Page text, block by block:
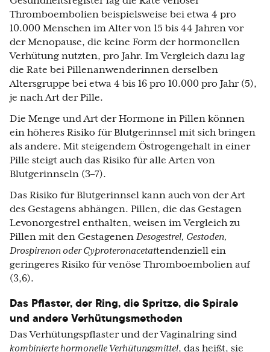
Thromboembolien beispielsweise bei etwa 4 pro
10.000 Menschen im Alter von 15 bis 44 Jahren vor
der Menopause, die keine Form der hormonellen
Verhütung nutzten, pro Jahr. Im Vergleich dazu lag
die Rate bei Pillenanwenderinnen derselben
Altersgruppe bei etwa 4 bis 16 pro 10.000 pro Jahr (5),
je nach Art der Pille.
Die Menge und Art der Hormone in Pillen können
ein höheres Risiko für Blutgerinnsel mit sich bringen
als andere. Mit steigendem Östrogengehalt in einer
Pille steigt auch das Risiko für alle Arten von
Blutgerinnseln (3–7).
Das Risiko für Blutgerinnsel kann auch von der Art
des Gestagens abhängen. Pillen, die das Gestagen
Levonorgestrel enthalten, weisen im Vergleich zu
Pillen mit den Gestagenen Desogestrel, Gestoden,
Drospirenon oder Cyproteronacetattendenziell ein
geringeres Risiko für venöse Thromboembolien auf
(3,6).
Das Pflaster, der Ring, die Spritze, die Spirale
und andere Verhütungsmethoden
Das Verhütungspflaster und der Vaginalring sind
kombinierte hormonelle Verhütungsmittel, das heißt, sie